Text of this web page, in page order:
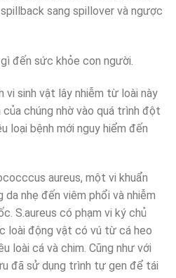
sang spillover và ngược
đến sức khỏe con người.
vi sinh vật lây nhiễm từ loài này
chúng nhờ vào quá trình đột
loại bệnh mới nguy hiểm đến
aureus, một vi khuẩn
nhẹ đến viêm phổi và nhiễm
S.aureus có phạm vi ký chủ
loài động vật có vú từ cá heo
loài cá và chim. Cũng như với
đã sử dụng trình tự gen để tái